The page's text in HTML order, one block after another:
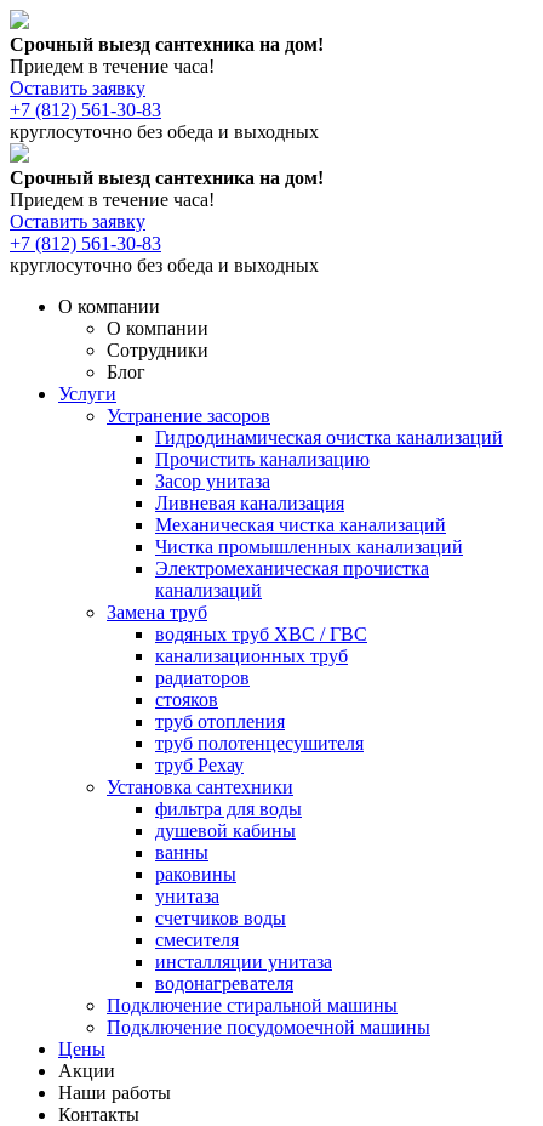
Срочный выезд сантехника на дом!
Приедем в течение часа!
Оставить заявку
+7 (812) 561-30-83
круглосуточно без обеда и выходных
Срочный выезд сантехника на дом!
Приедем в течение часа!
Оставить заявку
+7 (812) 561-30-83
круглосуточно без обеда и выходных
О компании
О компании
Сотрудники
Блог
Услуги
Устранение засоров
Гидродинамическая очистка канализаций
Прочистить канализацию
Засор унитаза
Ливневая канализация
Механическая чистка канализаций
Чистка промышленных канализаций
Электромеханическая прочистка
канализаций
Замена труб
водяных труб ХВС / ГВС
канализационных труб
радиаторов
стояков
труб отопления
труб полотенцесушителя
труб Рехау
Установка сантехники
фильтра для воды
душевой кабины
ванны
раковины
унитаза
счетчиков воды
смесителя
инсталляции унитаза
водонагревателя
Подключение стиральной машины
Подключение посудомоечной машины
Цены
Акции
Наши работы
Контакты